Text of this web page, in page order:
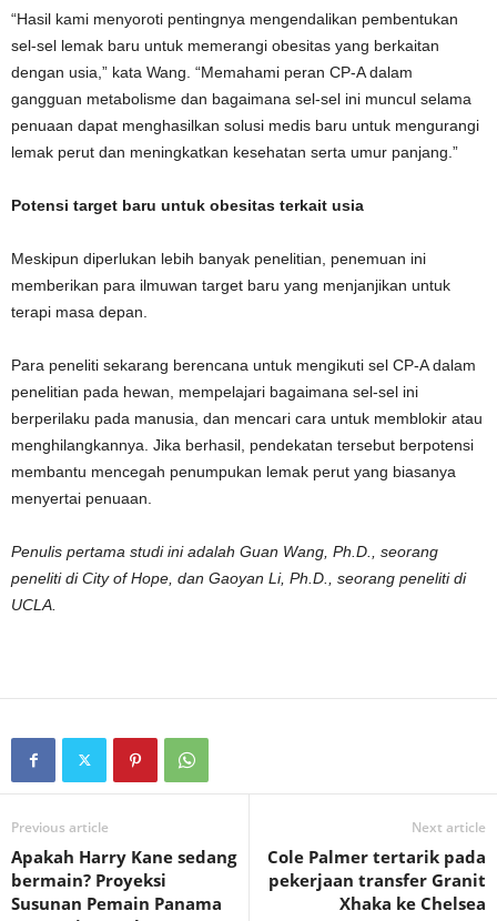
“Hasil kami menyoroti pentingnya mengendalikan pembentukan
sel-sel lemak baru untuk memerangi obesitas yang berkaitan
dengan usia,” kata Wang. “Memahami peran CP-A dalam
gangguan metabolisme dan bagaimana sel-sel ini muncul selama
penuaan dapat menghasilkan solusi medis baru untuk mengurangi
lemak perut dan meningkatkan kesehatan serta umur panjang.”
Potensi target baru untuk obesitas terkait usia
Meskipun diperlukan lebih banyak penelitian, penemuan ini
memberikan para ilmuwan target baru yang menjanjikan untuk
terapi masa depan.
Para peneliti sekarang berencana untuk mengikuti sel CP-A dalam
penelitian pada hewan, mempelajari bagaimana sel-sel ini
berperilaku pada manusia, dan mencari cara untuk memblokir atau
menghilangkannya. Jika berhasil, pendekatan tersebut berpotensi
membantu mencegah penumpukan lemak perut yang biasanya
menyertai penuaan.
Penulis pertama studi ini adalah Guan Wang, Ph.D., seorang
peneliti di City of Hope, dan Gaoyan Li, Ph.D., seorang peneliti di
UCLA.
Previous article
Apakah Harry Kane sedang
bermain? Proyeksi
Susunan Pemain Panama
Next article
Cole Palmer tertarik pada
pekerjaan transfer Granit
Xhaka ke Chelsea